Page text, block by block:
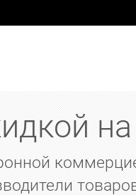
на